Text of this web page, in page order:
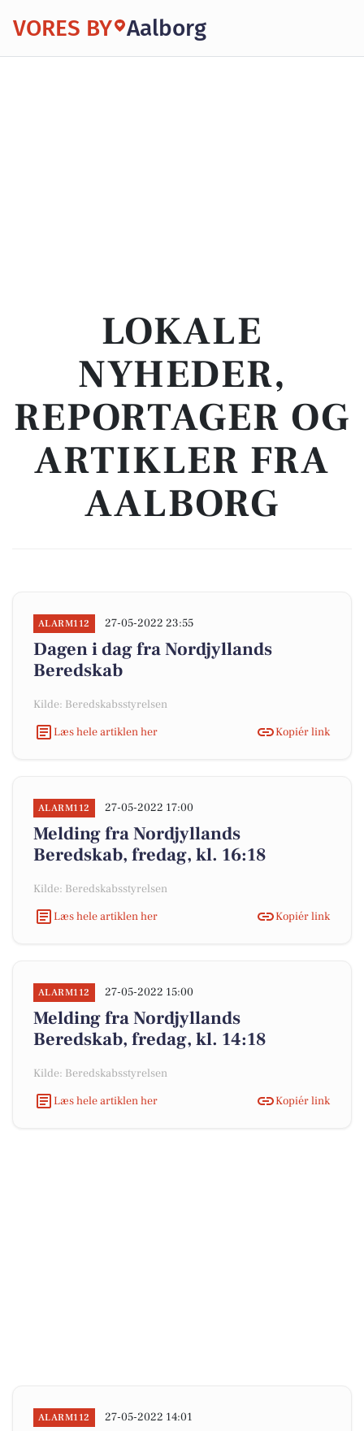
VORES BY Aalborg
LOKALE
NYHEDER,
REPORTAGER OG
ARTIKLER FRA
AALBORG
ALARM112 27-05-2022 23:55
Dagen i dag fra Nordjyllands
Beredskab
Kilde: Beredskabsstyrelsen
Læs hele artiklen her
Kopiér link
ALARM112 27-05-2022 17:00
Melding fra Nordjyllands
Beredskab, fredag, kl. 16:18
Kilde: Beredskabsstyrelsen
Læs hele artiklen her
Kopiér link
ALARM112 27-05-2022 15:00
Melding fra Nordjyllands
Beredskab, fredag, kl. 14:18
Kilde: Beredskabsstyrelsen
Læs hele artiklen her
Kopiér link
ALARM112 27-05-2022 14:01